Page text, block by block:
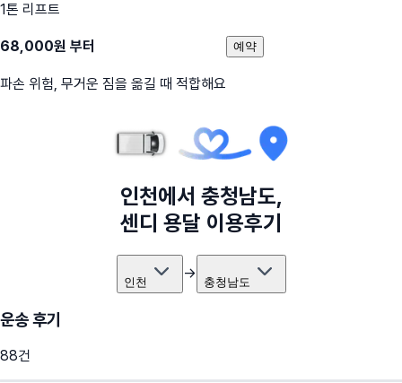
1톤 리프트
68,000원 부터
파손 위험, 무거운 짐을 옮길 때 적합해요
예약
인천에서 충청남도,
센디 용달 이용후기
인천 → 충청남도
운송 후기
88건